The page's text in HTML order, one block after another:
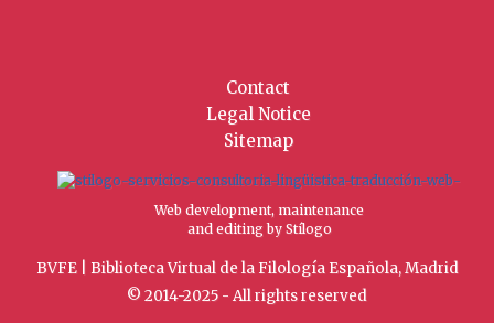
Contact
Legal Notice
Sitemap
Web development, maintenance
and editing by Stílogo
BVFE | Biblioteca Virtual de la Filología Española, Madrid
© 2014-2025 - All rights reserved